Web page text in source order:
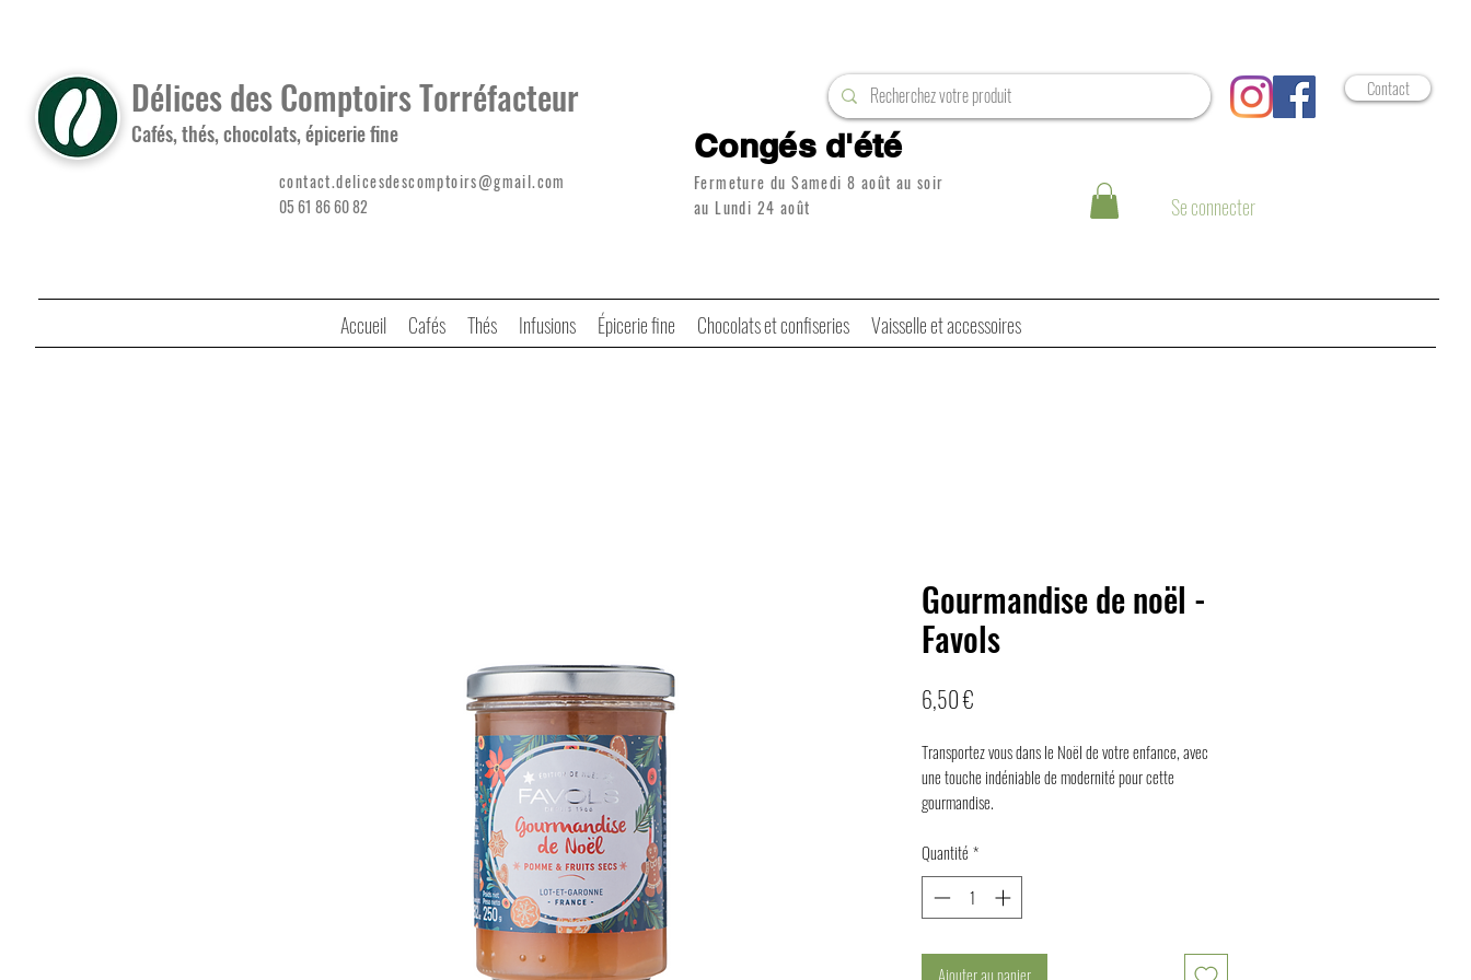
Délices des Comptoirs Torréfacteur
Cafés, thés, chocolats, épicerie fine
contact.delicesdescomptoirs@gmail.com
05 61 86 60 82
Contact
Congés d'été
Fermeture du Samedi 8 août au soir
au Lundi 24 août
Se connecter
Accueil Cafés Thés Infusions Épicerie fine Chocolats et confiseries Vaisselle et accessoires
Gourmandise de noël -
Favols
6,50 €
Transportez vous dans le Noël de votre enfance, avec
une touche indéniable de modernité pour cette
gourmandise.
Quantité *
Ajouter au panier